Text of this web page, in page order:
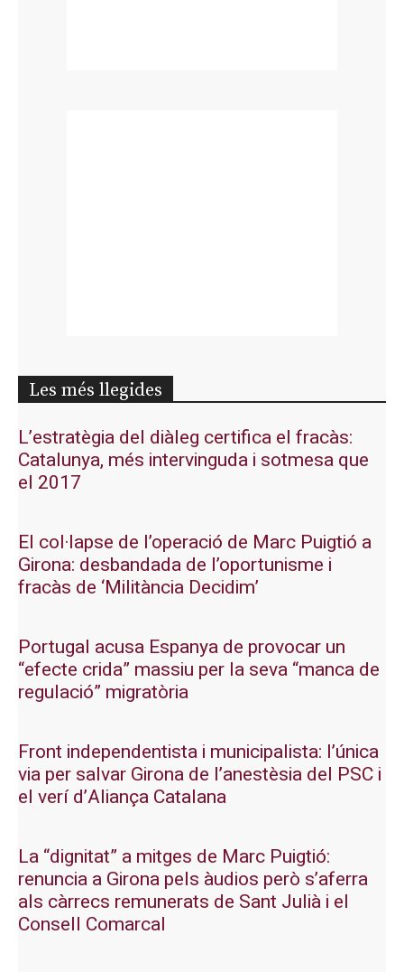
Les més llegides
L’estratègia del diàleg certifica el fracàs:
Catalunya, més intervinguda i sotmesa que
el 2017
El col·lapse de l’operació de Marc Puigtió a
Girona: desbandada de l’oportunisme i
fracàs de ‘Militància Decidim’
Portugal acusa Espanya de provocar un
“efecte crida” massiu per la seva “manca de
regulació” migratòria
Front independentista i municipalista: l’única
via per salvar Girona de l’anestèsia del PSC i
el verí d’Aliança Catalana
La “dignitat” a mitges de Marc Puigtió:
renuncia a Girona pels àudios però s’aferra
als càrrecs remunerats de Sant Julià i el
Consell Comarcal